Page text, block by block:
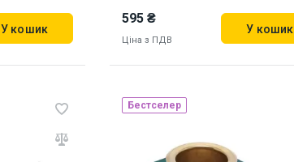
У кошик
595 ₴
Ціна з ПДВ
У кошик
Наявність на складі:
Бестселер